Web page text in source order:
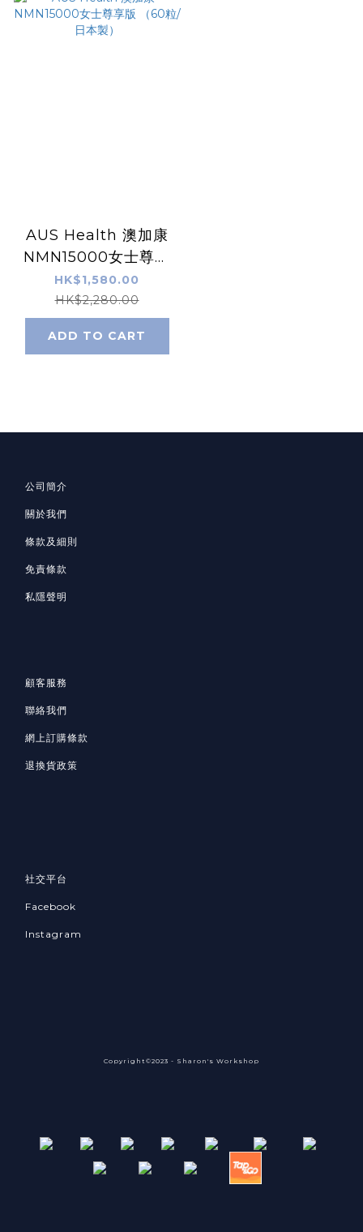
AUS Health 澳加康
NMN15000女士尊享
版 （60粒/日本製）
HK$1,580.00
HK$2,280.00
ADD TO CART
公司簡介
關於我們
條款及細則
免責條款
私隱聲明
顧客服務
聯絡我們
網上訂購條款
退換貨政策
社交平台
Facebook
Instagram
Copyright©2023 - Sharon's Workshop